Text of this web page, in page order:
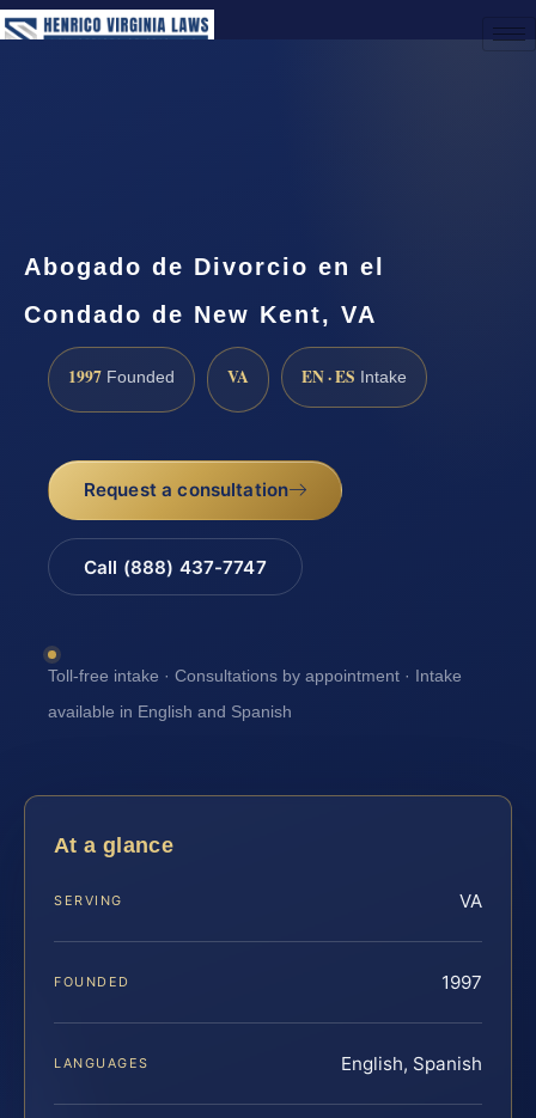
Abogado de Divorcio en el
Condado de New Kent, VA
1997 Founded VA EN · ES Intake
Request a consultation
Call (888) 437-7747
Toll-free intake · Consultations by appointment · Intake
available in English and Spanish
At a glance
SERVING VA
FOUNDED 1997
LANGUAGES English, Spanish